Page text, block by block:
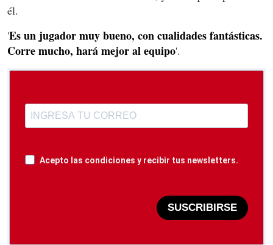
él.
'Es un jugador muy bueno, con cualidades fantásticas.
Corre mucho, hará mejor al equipo'.
Acepto las condiciones y recibir tus newsletters.
SUSCRIBIRSE